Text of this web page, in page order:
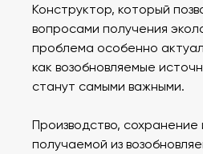
Конструктор, который
вопросами получения
проблема особенно
как возобновляемые
станут самыми важными.
Производство,
получаемой из